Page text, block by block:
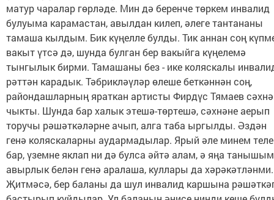
матур чаралар гөрләде. Мин дә беренче төркем инвалид
булуыма карамастан, авылдан килеп, әлеге тантананы
тамаша кылдым. Бик күңелле булды. Тик аннан соң
вакыт үтсә дә, шунда булган бер вакыйга күңелемә
тынгылык бирми. Тамашаны без - ике коляскалы
рәттән карадык. Тәбрикләүләр өлеше беткәннән соң,
райондашларның яраткан артисты Фирдүс Тямаев
чыкты. Шунда бар халык этешә-төртешә, сәхнәне аерып
торучы рәшәткәләрне ачып, алга таба ыргылды. Әздән
генә коляскаларны аудармадылар. Ярый әле минем
бар, үземне яклап ни дә булса әйтә алам, ә яңа танышым
авырлык белән генә аралаша, куллары да хәрәкәтләнми.
Җитмәсә, бер баланы да шул инвалид каршына